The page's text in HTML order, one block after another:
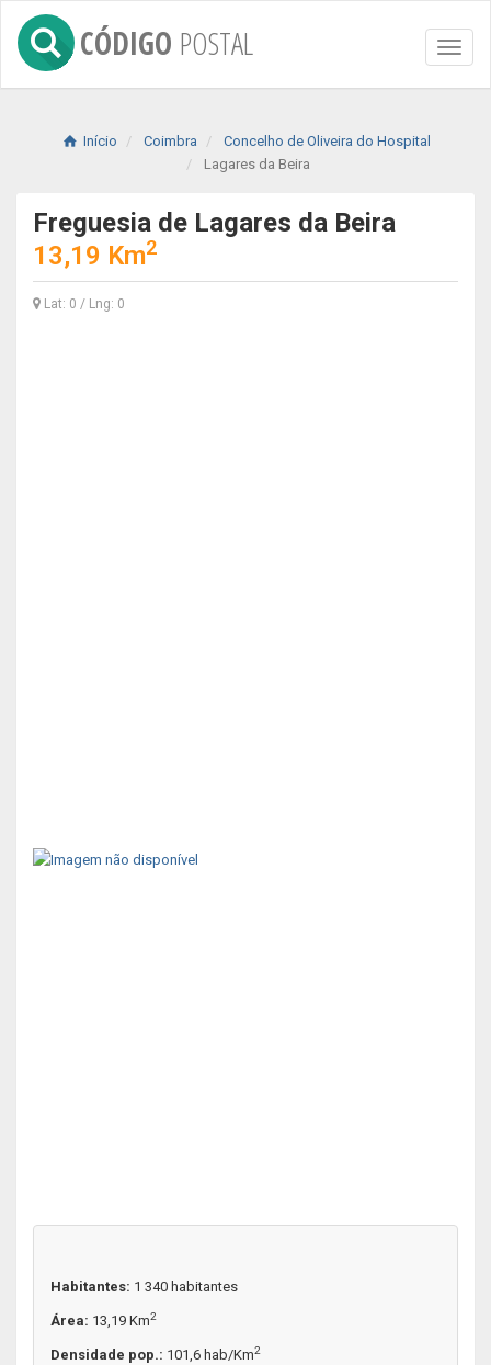
Toggle
CÓDIGO POSTAL
Início Coimbra
Concelho de Oliveira do Hospital
Lagares da Beira
Freguesia de Lagares da Beira
13,19 Km2
Lat: 0 / Lng: 0
Habitantes: 1 340 habitantes
Área: 13,19 Km2
Densidade pop.: 101,6 hab/Km2